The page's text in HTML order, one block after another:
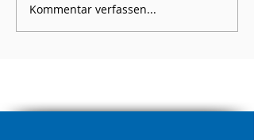
Kommentar verfassen...